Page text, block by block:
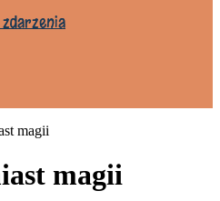
magii
magii